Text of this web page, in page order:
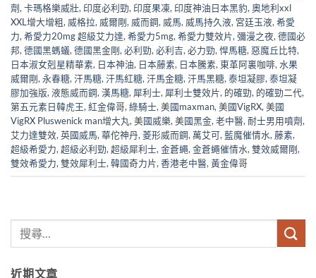
劑, 卡瑪格樂威壯, 印度必利勁, 印度果凍, 印度神油日本黑豹, 奧地利xxl
XXL增大增粗, 威格拉, 威爾剛, 威而鋼, 威馬, 威馬持久液, 宮廷玉液, 希愛
力, 希愛力20mg 超級艾力達, 希愛力5mg, 希愛力雙效片, 彌漫之夜, 德國必
邦, 德國黑螞蟻, 德國黑金剛, 必利勁, 必利吉, 必力勁, 悍馬糖, 惡魔丘比特,
日本淑女剋星精華素, 日本神油, 日本藤素, 日本騰素, 東革阿裏咖啡, 水果
威爾剛, 永春糖, 汗馬糖, 汗馬紅糖, 汗馬金糖, 汗馬黑糖, 泰坦凝膠, 泰坦凝
膠加強版, 液態威而鋼, 漢馬糖, 犀利士, 犀利士雙效片, 的確勁, 的確勁二代,
第五元素日韓虎王, 紅金偉哥, 綠騎士, 美國maxman, 美國VigRX, 美國
VigRX Pluswenick man增大丸, 美國威樂, 美國黑金, 老中醫, 耐士男用噴劑,
艾力達雙效, 英國威馬, 華佗神丹, 菱形威而鋼, 萬艾可, 藍魔催情水, 藤素,
超級希愛力, 超級必利勁, 超級犀利士, 金蒼蠅, 金蒼蠅催情水, 雙效威爾剛,
雙效希愛力, 雙效犀利士, 韓國奇力片, 香港老中醫, 黃金偉哥
近期文章